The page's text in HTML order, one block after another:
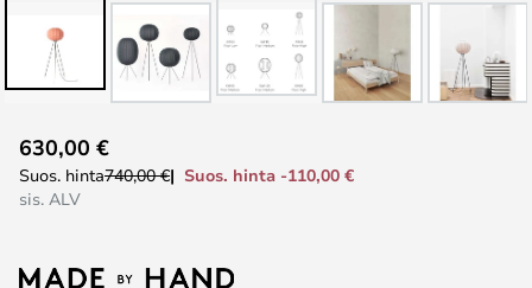
to
the
the
630,00 €
Suos. hinta740,00 €
Suos. hinta -110,00 €
sis. ALV